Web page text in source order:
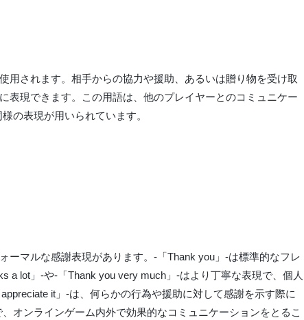
用されます。相手からの協力や援助、あるいは贈り物を受け取
表現できます。この用語は、他のプレイヤーとのコミュニケー
の表現が用いられています。
ーマルな感謝表現があります。-「Thank you」-は標準的なフレ
a lot」-や-「Thank you very much」-はより丁寧な表現で、個人
it」-は、何らかの行為や援助に対して感謝を示す際に
オンラインゲーム内外で効果的なコミュニケーションをとるこ